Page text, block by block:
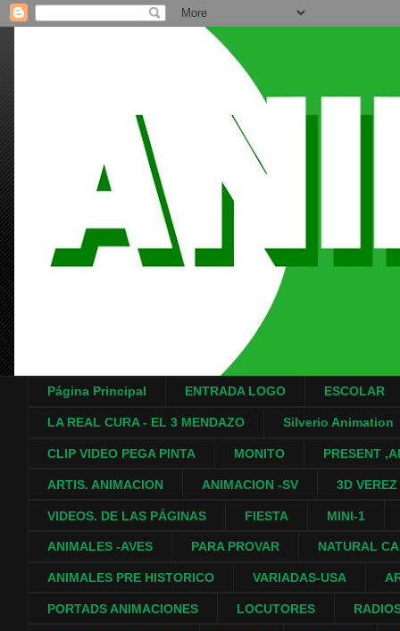
Página Principal ENTRADA LOGO ESCOLAR
LA REAL CURA - EL 3 MENDAZO Silverio Animation
CLIP VIDEO PEGA PINTA MONITO PRESENT
ARTIS. ANIMACION ANIMACION -SV 3D VEREZ
VIDEOS. DE LAS PÁGINAS FIESTA MINI-1
ANIMALES -AVES PARA PROVAR NATURAL
ANIMALES PRE HISTORICO VARIADAS-USA
PORTADS ANIMACIONES LOCUTORES